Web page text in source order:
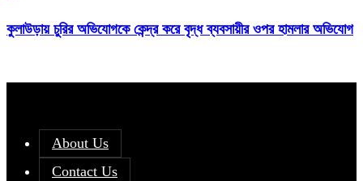
কুলাউড়ায় চুরির অভিযোগকে কেন্দ্র করে বৃদ্ধ ব্যবসায়ীর ওপর হামলার অভিযোগ
About Us
Contact Us